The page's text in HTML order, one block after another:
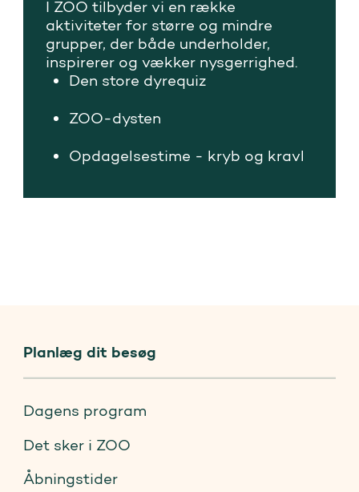
I ZOO tilbyder vi en række
aktiviteter for større og mindre
grupper, der både underholder,
inspirerer og vækker nysgerrighed.
Den store dyrequiz
ZOO-dysten
Opdagelsestime - kryb og kravl
ZOO og FN's verdensmål
Planlæg dit besøg
Dagens program
Det sker i ZOO
Åbningstider